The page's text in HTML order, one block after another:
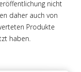
nicht
daher auch von
Produkte
haben.